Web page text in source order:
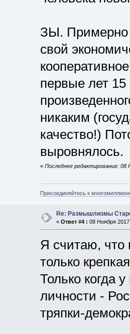
ЗЫ. Примерно
свой
первые лет 15
никаким
качество!)
выровнялось.
« Последнее редактирование: 08
Присоединяйтесь к
Re: Размышлизмы
« Ответ #4 : 08 Ноября
Я считаю, что
только
Только когда
личности -
тряпки-